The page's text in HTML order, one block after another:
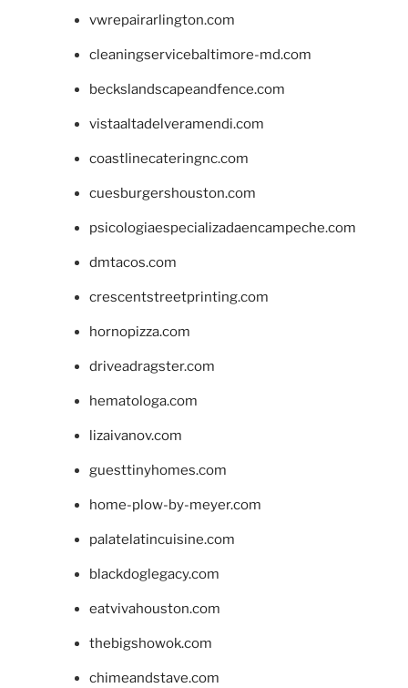
vwrepairarlington.com
cleaningservicebaltimore-md.com
beckslandscapeandfence.com
vistaaltadelveramendi.com
coastlinecateringnc.com
cuesburgershouston.com
psicologiaespecializadaencampeche.com
dmtacos.com
crescentstreetprinting.com
hornopizza.com
driveadragster.com
hematologa.com
lizaivanov.com
guesttinyhomes.com
home-plow-by-meyer.com
palatelatincuisine.com
blackdoglegacy.com
eatvivahouston.com
thebigshowok.com
chimeandstave.com